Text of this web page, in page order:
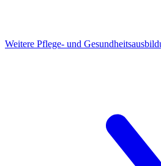
Weitere Pflege- und